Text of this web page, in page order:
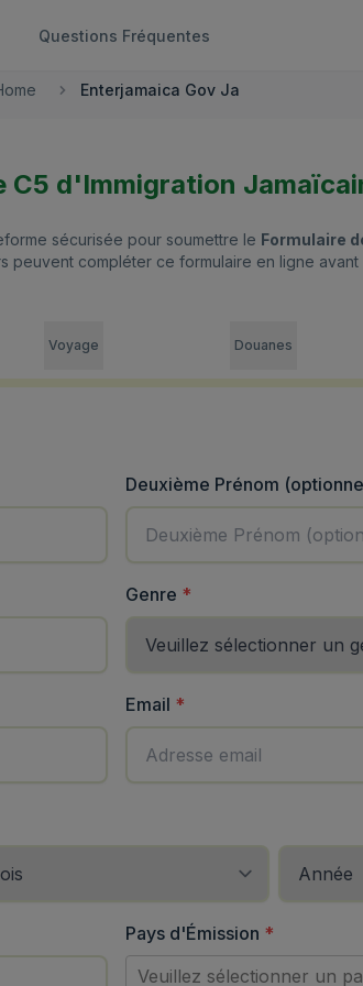
Questions Fréquentes
Enterjamaica Gov Ja
C5 d'Immigration
sécurisée pour soumettre le Formulaire
peuvent compléter ce formulaire en ligne
Voyage Douanes
Deuxième Prénom
Genre *
Email *
Pays d'Émission *
Veuillez sélectionner un